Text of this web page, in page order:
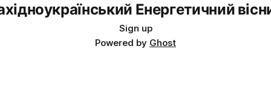
Енергетичний
Sign up
Powered by Ghost